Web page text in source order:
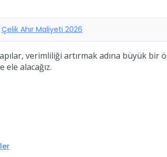
Çelik Ahır Maliyeti 2026
verimliliği artırmak adına büyük bir
ele alacağız.